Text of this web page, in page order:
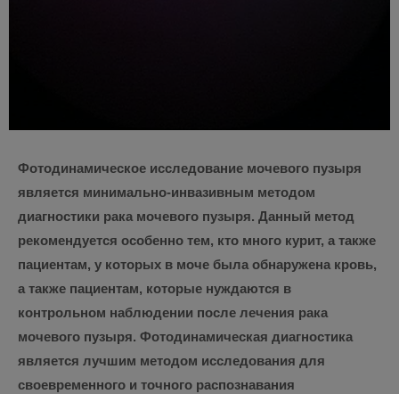
Фотодинамическое исследование мочевого пузыря
является минимально-инвазивным методом
диагностики рака мочевого пузыря. Данный метод
рекомендуется особенно тем, кто много курит, а также
пациентам, у которых в моче была обнаружена кровь,
а также пациентам, которые нуждаются в
контрольном наблюдении после лечения рака
мочевого пузыря. Фотодинамическая диагностика
является лучшим методом исследования для
своевременного и точного распознавания